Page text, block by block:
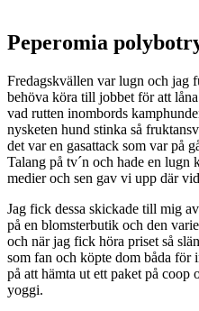
Peperomia
Fredagskvällen var lugn och jag
behöva köra till jobbet för att
vad rutten inombords
nysketen hund stinka så
det var en gasattack som var på
Talang på tv´n och hade en
medier och sen gav vi upp där
Jag fick dessa skickade till mig
på en blomsterbutik och den
och när jag fick höra priset så
som fan och köpte dom båda för
på att hämta ut ett paket på
yoggi.